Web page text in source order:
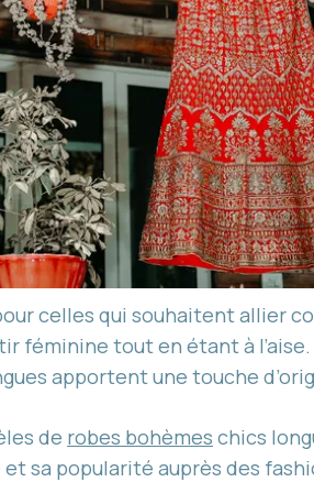
celles qui souhaitent allier
féminine tout en étant à
apportent une touche
de robes bohèmes chics
sa popularité auprès des